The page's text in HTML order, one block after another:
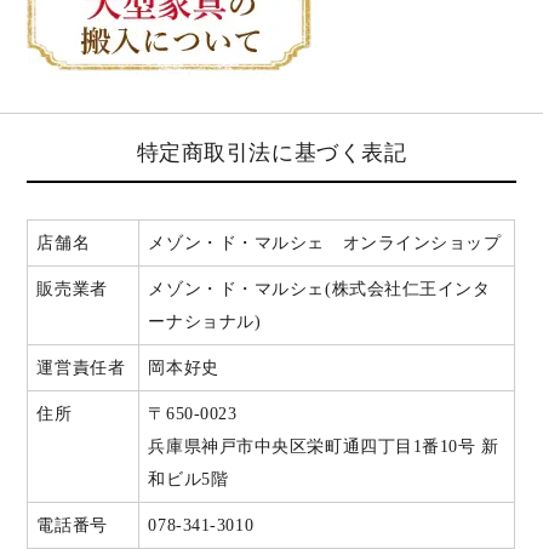
特定商取引法に基づく表記
店舗名 メゾン・ド・マルシェ オンラインショップ
販売業者
メゾン・ド・マルシェ(株式会社仁王インタ
ーナショナル)
運営責任者 岡本好史
住所
〒650-0023
兵庫県神戸市中央区栄町通四丁目1番10号 新
和ビル5階
電話番号 078-341-3010